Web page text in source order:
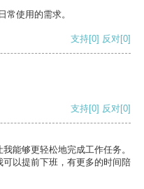
常使用的需求。
支持[0] 反对[0]
支持[0] 反对[0]
能够更轻松地完成工作任务。
以提前下班，有更多的时间陪